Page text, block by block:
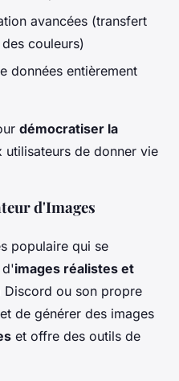
avancées (transfert
couleurs)
données entièrement
démocratiser la
utilisateurs de donner vie
d'Images
populaire qui se
d'images réalistes et
Discord ou son propre
de générer des images
et offre des outils de